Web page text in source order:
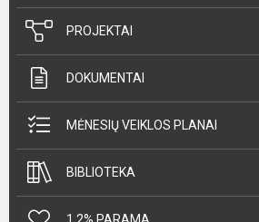
PROJEKTAI
DOKUMENTAI
MĖNESIŲ VEIKLOS PLANAI
BIBLIOTEKA
1,2% PARAMA